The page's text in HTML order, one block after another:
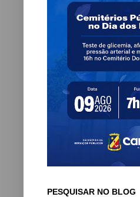
PESQUISAR NO BLOG